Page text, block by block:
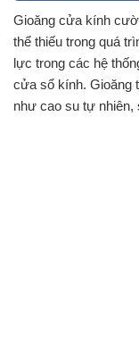
Gioăng cửa kính
thể thiếu trong quá
lực trong các hệ
cửa sổ kính. Gioăng
như cao su tự